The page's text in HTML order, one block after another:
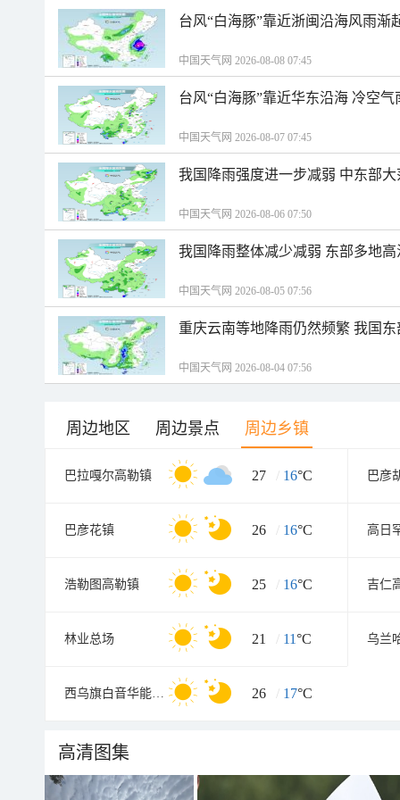
台风“白海豚”靠近浙闽沿海风雨渐
中国天气网 2026-08-08 07:45
台风“白海豚”靠近华东沿海 冷空
中国天气网 2026-08-07 07:45
我国降雨强度进一步减弱 中东部
中国天气网 2026-08-06 07:50
我国降雨整体减少减弱 东部多地
中国天气网 2026-08-05 07:56
重庆云南等地降雨仍然频繁 我国
中国天气网 2026-08-04 07:56
周边地区 周边景点 周边乡镇
巴拉嘎尔高勒镇 27 / 16°C 巴彦
巴彦花镇 26 / 16°C 高日
浩勒图高勒镇 25 / 16°C 吉仁
林业总场 21 / 11°C 乌兰
西乌旗白音华能源化工园区 26 / 17°C
高清图集